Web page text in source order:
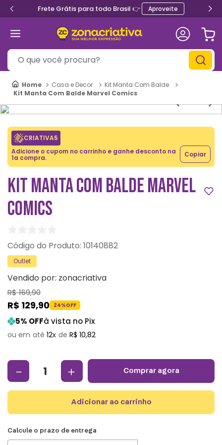
Frete Grátis para todo Brasil 👉 Aproveite
O que você procura?
Casa e Decor
Kit Manta Com Balde
Kit Manta Com Balde Marvel Comics
CRIATIVA5
Adicione o cupom no carrinho e ganhe desconto na
1a compra. Copiar
KIT MANTA COM BALDE MARVEL
COMICS
: 10140882
Outlet
Vendido por: zonacriativa
R$169,90
R$ 129,90 24%OFF
5% OFFà vista no Pix
12 R$ 10,82
＋
－ comprar agora
adicionar ao carrinho